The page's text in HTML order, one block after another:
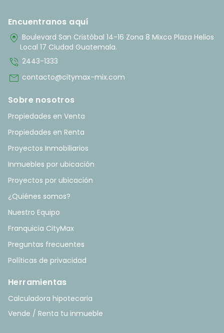
Encuentranos aquí
home_pin Boulevard San Cristóbal 14-16 Zona 8 Mixco Plaza Helios
Local 17 Ciudad Guatemala.
phone_in_talk 2443-1333
mail contacto@citymax-mix.com
Sobre nosotros
Propiedades en Venta
Propiedades en Renta
Proyectos Inmobiliarios
Inmuebles por ubicación
Proyectos por ubicación
¿Quiénes somos?
Nuestro Equipo
Franquicia CityMax
Preguntas frecuentes
Políticas de privacidad
Herramientas
Calculadora hipotecaria
Vende / Renta tu inmueble